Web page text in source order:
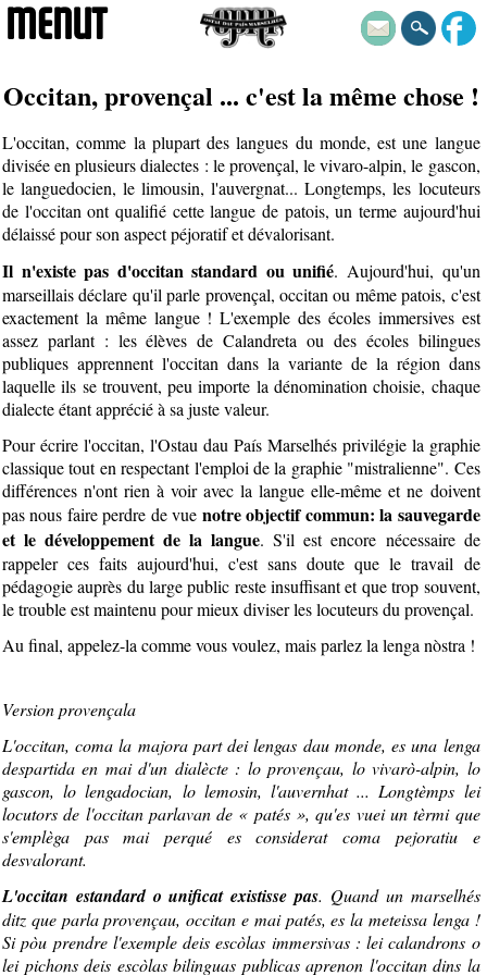
MENUT
Occitan, provençal ... c'est la même chose !
L'occitan, comme la plupart des langues du monde, est une langue
divisée en plusieurs dialectes : le provençal, le vivaro-alpin, le gascon,
le languedocien, le limousin, l'auvergnat... Longtemps, les locuteurs
de l'occitan ont qualifié cette langue de patois, un terme aujourd'hui
délaissé pour son aspect péjoratif et dévalorisant.
Il n'existe pas d'occitan standard ou unifié. Aujourd'hui, qu'un
marseillais déclare qu'il parle provençal, occitan ou même patois, c'est
exactement la même langue ! L'exemple des écoles immersives est
assez parlant : les élèves de Calandreta ou des écoles bilingues
publiques apprennent l'occitan dans la variante de la région dans
laquelle ils se trouvent, peu importe la dénomination choisie, chaque
dialecte étant apprécié à sa juste valeur.
Pour écrire l'occitan, l'Ostau dau País Marselhés privilégie la graphie
classique tout en respectant l'emploi de la graphie "mistralienne". Ces
différences n'ont rien à voir avec la langue elle-même et ne doivent
pas nous faire perdre de vue notre objectif commun: la sauvegarde
et le développement de la langue. S'il est encore nécessaire de
rappeler ces faits aujourd'hui, c'est sans doute que le travail de
pédagogie auprès du large public reste insuffisant et que trop souvent,
le trouble est maintenu pour mieux diviser les locuteurs du provençal.
Au final, appelez-la comme vous voulez, mais parlez la lenga nòstra !
Version provençala
L'occitan, coma la majora part dei lengas dau monde, es una lenga
despartida en mai d'un dialècte : lo provençau, lo vivarò-alpin, lo
gascon, lo lengadocian, lo lemosin, l'auvernhat ... Longtèmps lei
locutors de l'occitan parlavan de « patés », qu'es vuei un tèrmi que
s'emplèga pas mai perqué es considerat coma pejoratiu e
desvalorant.
L'occitan estandard o unificat existisse pas. Quand un marselhés
ditz que parla provençau, occitan e mai patés, es la meteissa lenga !
Si pòu prendre l'exemple deis escòlas immersivas : lei calandrons o
lei pichons deis escòlas bilinguas publicas aprenon l'occitan dins la